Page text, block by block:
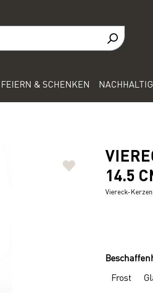
FEIERN & SCHENKEN
14.5
Viereck-Kerzen
Frost